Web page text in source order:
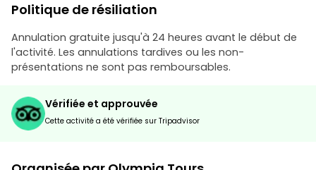
Politique de résiliation
Annulation gratuite jusqu'à 24 heures avant le début de
l'activité. Les annulations tardives ou les non-
présentations ne sont pas remboursables.
Vérifiée et approuvée
Cette activité a été vérifiée sur Tripadvisor